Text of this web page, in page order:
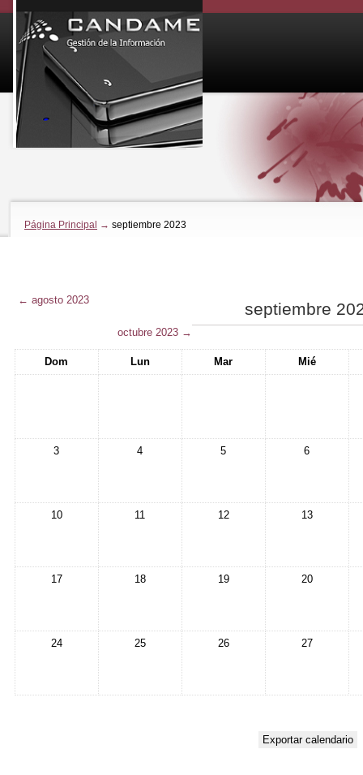
Página Principal → septiembre 2023
← agosto 2023 septiembre
octubre 2023 →
Dom Lun Mar Mié
3 4 5 6
10 11 12 13
17 18 19 20
24 25 26 27